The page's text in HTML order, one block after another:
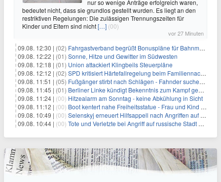
nur so wenige Anträge erfolgreich waren,
bedeutet nicht, dass sie grundlos gestellt wurden. Es liegt an den
restriktiven Regelungen: Die zulässigen Trennungszeiten für
Kinder und Eltern sind nicht[…] (00)
vor 27 Minuten
09.08. 12:30 | (02) Fahrgastverband begrüßt Bonuspläne für Bahnmanager
09.08. 12:22 | (01) Sonne, Hitze und Gewitter im Südwesten
09.08. 12:18 | (01) Union attackiert Klingbeils Steuerpläne
09.08. 12:12 | (02) SPD kritisiert Härtefallregelung beim Familiennachzug als zu streng
09.08. 11:51 | (05) Fußgänger stirbt nach Schlägen - Fahnder suchen Autofahrer
09.08. 11:45 | (01) Berliner Linke kündigt Bekenntnis zum Kampf gegen Antisemitismus an
09.08. 11:24 | (00) Hitzealarm am Sonntag - keine Abkühlung in Sicht
09.08. 11:12 | (00) Boot kentert nahe Freiheitsstatue - Frau und Kind sterben
09.08. 10:49 | (00) Selenskyj erneuert Hilfsappell nach Angriffen auf mehrere Städte
09.08. 10:44 | (00) Tote und Verletzte bei Angriff auf russische Stadt Belgorod